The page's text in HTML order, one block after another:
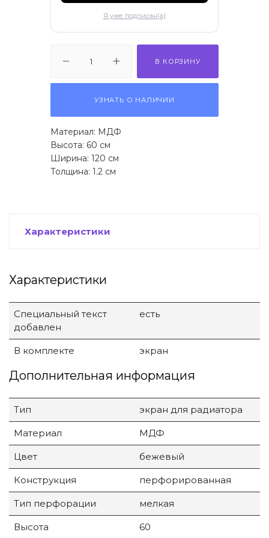
Я уже подписан(а)
В КОРЗИНУ
УЗНАТЬ О НАЛИЧИИ
Материал: МДФ
Высота: 60 см
Ширина: 120 см
Толщина: 1.2 см
Характеристики
Характеристики
Специальный текст
добавлен
есть
В комплекте экран
Дополнительная информация
Тип экран для радиатора
Материал МДФ
Цвет бежевый
Конструкция перфорированная
Тип перфорации мелкая
Высота 60